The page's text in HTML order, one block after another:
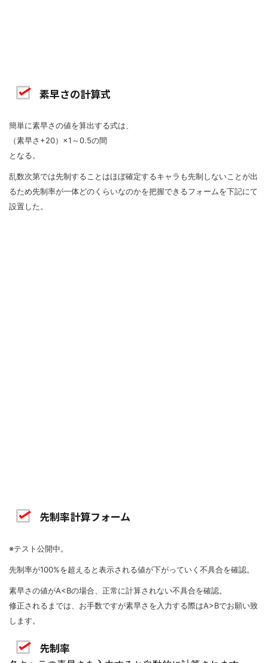
素早さの計算式
簡単に素早さの値を算出する式は、
（素早さ+20）×1～0.5の間
となる。
乱数次第では先制することはほぼ確定するキャラも先制しないことが出
るため先制率が一体どのくらいなのかを把握できるフォームを下記にて
設置した。
先制率計算フォーム
※テスト公開中。
先制率が100%を超えると表示される値が下がっていく不具合を確認。
素早さの値がA<Bの場合、正常に計算されない不具合を確認。
修正されるまでは、お手数ですが素早さを入力する際はA>Bでお願い致
します。
先制率